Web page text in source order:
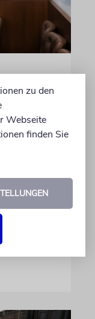
der
zu den
Webseite
finden Sie